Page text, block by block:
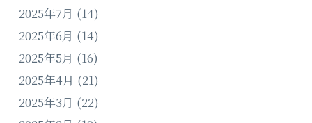
2025年7月 (14)
2025年6月 (14)
2025年5月 (16)
2025年4月 (21)
2025年3月 (22)